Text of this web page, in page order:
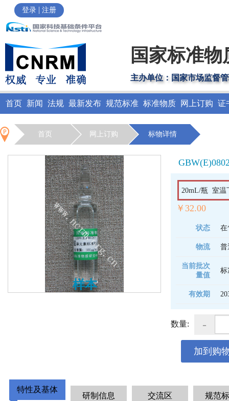
登录 | 注册
国家标准
主办单位：国家市场监督
首页 新闻 法规 最新发布 规范标准 标准物质 网上订购 证
首页 网上订购 标物详情
样本
20mL/瓶 室温
￥32.00
状态 在
物流 普
当前批次
量值
标
有效期
数量: -
加到购
特性及基体
研制信息 交流区 规范